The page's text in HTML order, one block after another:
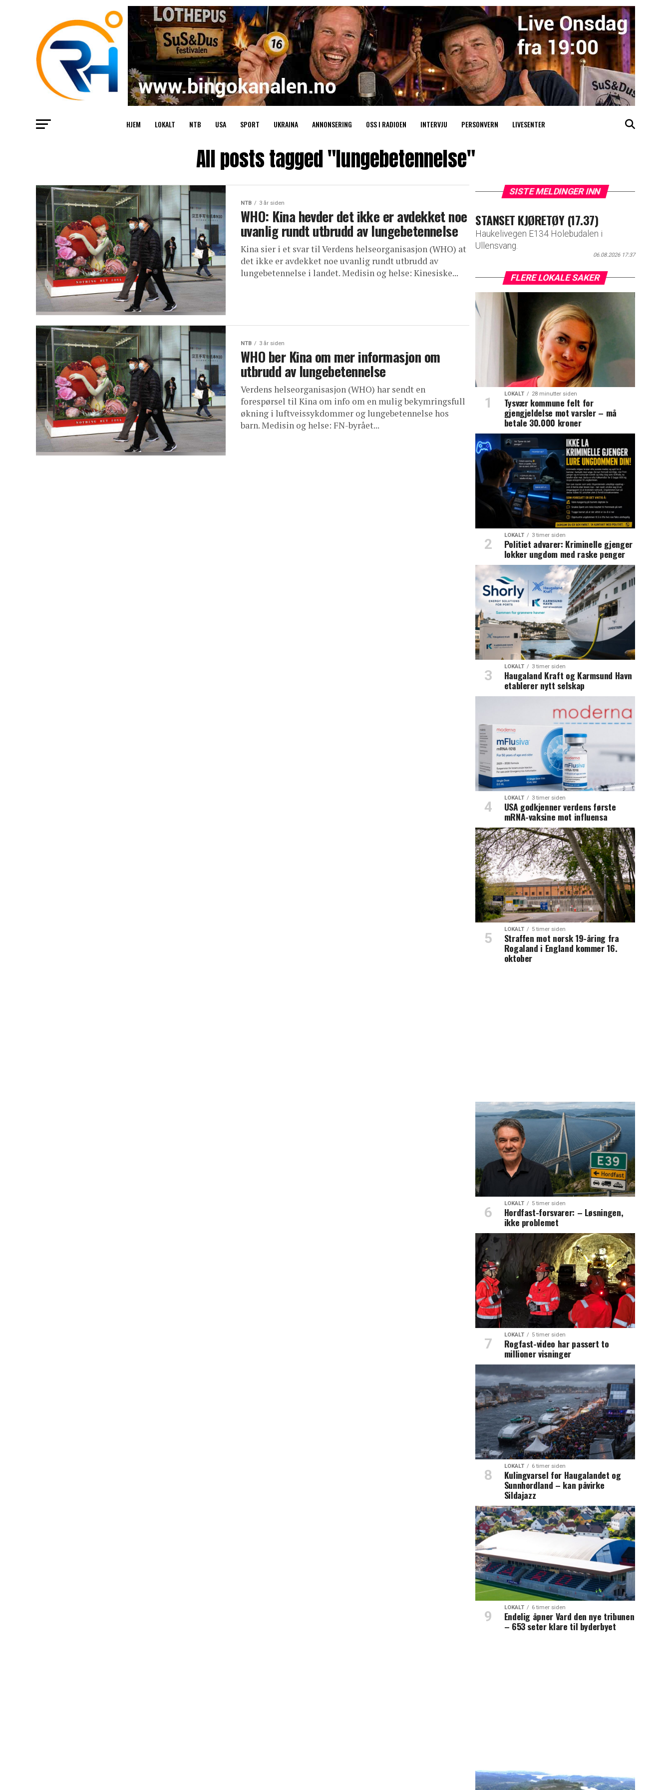
HJEM LOKALT NTB USA SPORT UKRAINA ANNONSERING OSS I RADIOEN INTERVJU PERSONVERN LIVESENTER
All posts tagged "lungebetennelse"
NTB 3 år siden
WHO: Kina hevder det ikke er avdekket noe
uvanlig rundt utbrudd av lungebetennelse
Kina sier i et svar til Verdens helseorganisasjon (WHO) at
det ikke er avdekket noe uvanlig rundt utbrudd av
lungebetennelse i landet. Medisin og helse: Kinesiske...
NTB 3 år siden
WHO ber Kina om mer informasjon om
utbrudd av lungebetennelse
Verdens helseorganisasjon (WHO) har sendt en
forespørsel til Kina om info om en mulig bekymringsfull
økning i luftveissykdommer og lungebetennelse hos
barn. Medisin og helse: FN-byrået...
SISTE MELDINGER INN
STANSET KJØRETØY (17.37)
Haukelivegen E134 Holebudalen i
Ullensvang.
06.08.2026 17:37
FLERE LOKALE SAKER
LOKALT 28 minutter siden
Tysvær kommune felt for
gjengjeldelse mot varsler – må
betale 30.000 kroner
LOKALT 3 timer siden
Politiet advarer: Kriminelle gjenger
lokker ungdom med raske penger
LOKALT 3 timer siden
Haugaland Kraft og Karmsund Havn
etablerer nytt selskap
LOKALT 3 timer siden
USA godkjenner verdens første
mRNA-vaksine mot influensa
LOKALT 5 timer siden
Straffen mot norsk 19-åring fra
Rogaland i England kommer 16.
oktober
LOKALT 5 timer siden
Hordfast-forsvarer: – Løsningen,
ikke problemet
LOKALT 5 timer siden
Rogfast-video har passert to
millioner visninger
LOKALT 6 timer siden
Kulingvarsel for Haugalandet og
Sunnhordland – kan påvirke
Sildajazz
LOKALT 6 timer siden
Endelig åpner Vard den nye tribunen
– 653 seter klare til byderbyet